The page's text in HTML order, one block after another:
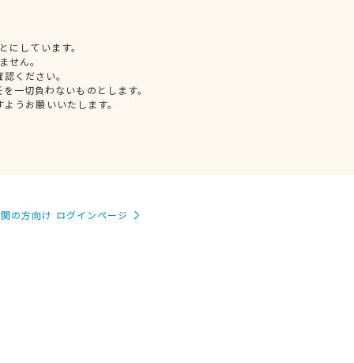
しています。
せん。
ください。
一切負わないものとします。
うお願いいたします。
の方向け ログインページ